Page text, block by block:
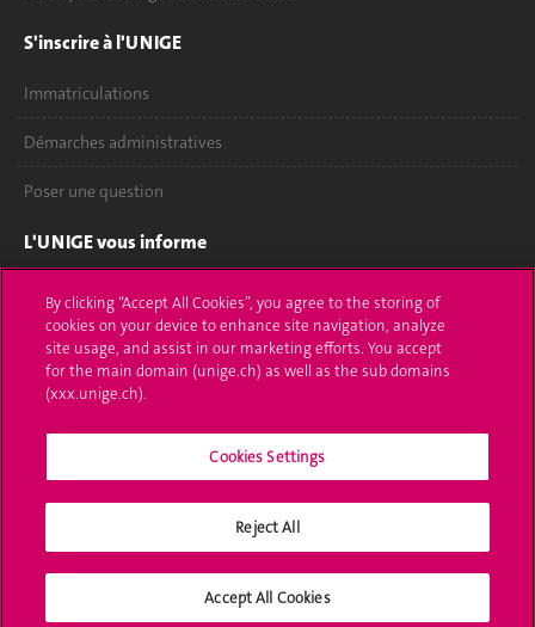
S'inscrire à l'UNIGE
Immatriculations
Démarches administratives
Poser une question
L'UNIGE vous informe
UNIGE Mobile
Médias
Offres d'emploi
Bibliothèque
By clicking “Accept All Cookies”, you agree to the storing of
cookies on your device to enhance site navigation, analyze
site usage, and assist in our marketing efforts. You accept
for the main domain (unige.ch) as well as the sub domains
(xxx.unige.ch).
Cookies Settings
Reject All
Accept All Cookies